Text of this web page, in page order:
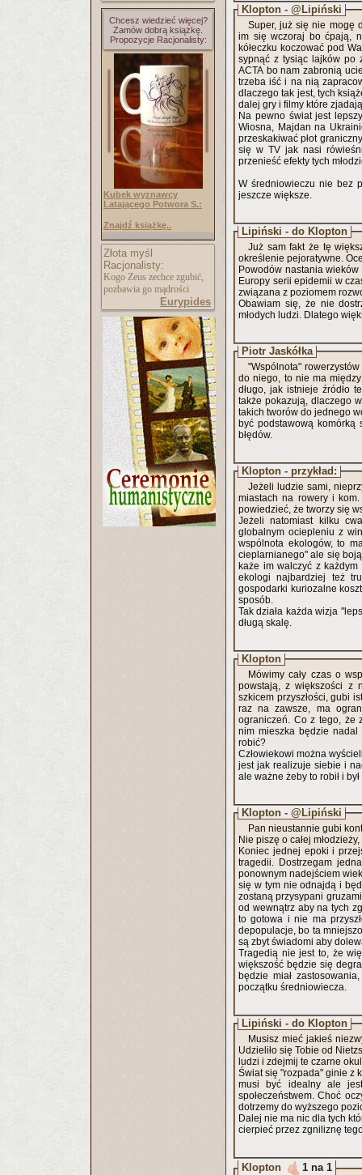
Chcesz wiedzieć więcej?
Zamów dobrą książkę.
Propozycje Racjonalisty:
Kubek wyznawcy
Latającego Potwora S.:
Znajdź książkę..
Złota myśl
Racjonalisty:
Kogo Zeus zechce zgubić,
pozbawia go mądrości
Eurypides
Klopton - @Lipiński
Super, już się nie mogę
im się wczoraj bo ćpają,
kółeczku koczować pod
sypnąć z tysiąc lajków po
ACTA bo nam zabronią
trzeba iść i na nią
dlaczego tak jest, tych
dalej gry i filmy które
Na pewno świat jest
Wiosna, Majdan na
przeskakiwać płot
się w TV jak nasi
przenieść
W średniowieczu nie bez
jeszcze większe.
Lipiński - do Klopton
Już sam fakt że tę
określenie pejoratywne.
Powodów nastania
Europy serii epidemii w
związana z poziomem
Obawiam się, że nie
młodych ludzi. Dlatego
Piotr Jaskółka
"Wspólnota"
do niego, to nie ma
długo, jak istnieje źródło
także pokazują, dlaczego
takich tworów do jednego
być podstawową komórką
błędów.
Klopton - przykład:
Jeżeli ludzie sami,
miastach na rowery i
powiedzieć, że tworzy się
Jeżeli natomiast kilku
globalnym ociepleniu z
wspólnota ekologów, to
cieplarnianego" ale się
każe im walczyć z
ekologi najbardziej też
gospodarki kuriozalne
sposób.
Tak działa każda wizja
długą skalę.
Klopton
Mówimy cały czas o
powstają, z większości z
szkicem przyszłości, gubi
raz na zawsze, ma
ograniczeń. Co z tego, że
nim mieszka będzie
robić?
Człowiekowi można
jest jak realizuje siebie i
ale ważne żeby to robił i
Klopton - @Lipiński
Pan nieustannie gubi
Koniec jednej epoki i
tragedii. Dostrzegam
ponownym nadejściem
się w tym nie odnajdą i
zostaną przysypani
od wewnątrz aby na tych
to gotowa i nie ma
depopulacje, bo ta mniejszość nie będzie
są zbyt świadomi aby
Tragedią nie jest to, że
większość będzie się
będzie miał zastosowania, wyginie. Sami będą chcieli
początku średniowiecza.
Lipiński - do Klopton
Musisz mieć jakieś
Udzieliło się Tobie od
ludzi i zdejmij te czarne
Świat się "rozpada" ginie z
musi być idealny ale
społeczeństwem. Choć
dotrzemy do wyższego
Dalej nie ma nic dla tych
cierpieć przez zgniliznę
Klopton 1 na 1